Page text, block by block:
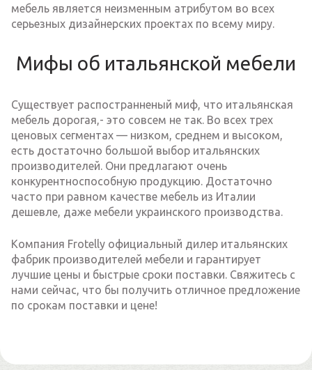
мебель является неизменным атрибутом во всех
серьезных дизайнерских проектах по всему миру.
Мифы об итальянской мебели
Существует распостранненый миф, что итальянская
мебель дорогая,- это совсем не так. Во всех трех
ценовых сегментах — низком, среднем и высоком,
есть достаточно большой выбор итальянских
производителей. Они предлагают очень
конкурентноспособную продукцию. Достаточно
часто при равном качестве мебель из Италии
дешевле, даже мебели украинского производства.
Компания Frotelly официальный дилер итальянских
фабрик производителей мебели и гарантирует
лучшие цены и быстрые сроки поставки. Свяжитесь с
нами сейчас, что бы получить отличное предложение
по срокам поставки и цене!